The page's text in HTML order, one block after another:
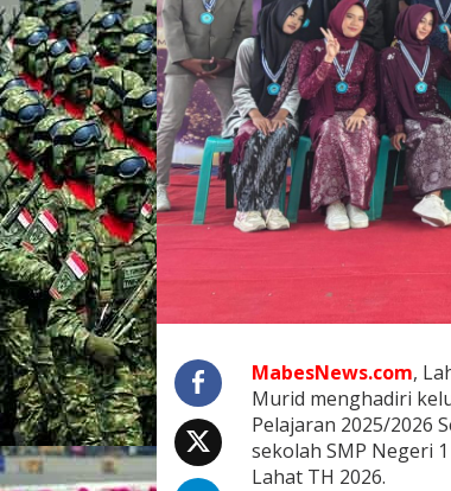
A
T
R
A
I
H
K
E
L
U
L
MabesNews.com,
Murid menghadiri
Pelajaran 2025/2026
sekolah SMP Negeri
Lahat TH 2026.